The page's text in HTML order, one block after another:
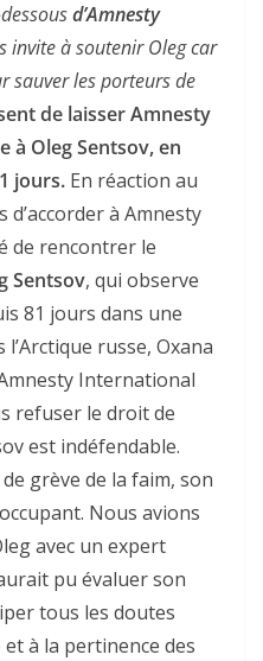
d’Amnesty
invite à soutenir Oleg car
sauver les porteurs de
de laisser Amnesty
à Oleg Sentsov, en
jours. En réaction au
à Amnesty
de rencontrer le
Sentsov, qui observe
81 jours dans une
russe, Oxana
International
refuser le droit de
est indéfendable.
grève de la faim, son
Nous avions
avec un expert
pu évaluer son
tous les doutes
à la pertinence des